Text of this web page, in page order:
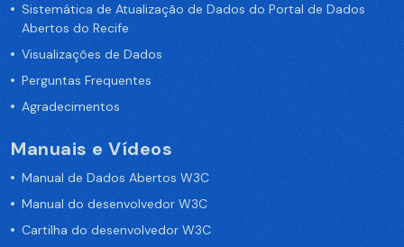
Sistemática de Atualização de Dados do Portal de Dados
Abertos do Recife
Visualizações de Dados
Perguntas Frequentes
Agradecimentos
Manuais e Vídeos
Manual de Dados Abertos W3C
Manual do desenvolvedor W3C
Cartilha do desenvolvedor W3C